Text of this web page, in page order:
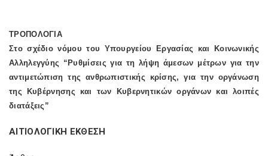
ΤΡΟΠΟΛΟΓΙΑ
Στο σχέδιο νόμου του Υπουργείου Εργασίας και Κοινωνικής
Αλληλεγγύης “Ρυθμίσεις για τη λήψη άμεσων μέτρων για την
αντιμετώπιση της ανθρωπιστικής κρίσης, για την οργάνωση
της Κυβέρνησης και των Κυβερνητικών οργάνων και λοιπές
διατάξεις”
ΑΙΤΙΟΛΟΓΙΚΗ ΕΚΘΕΣΗ